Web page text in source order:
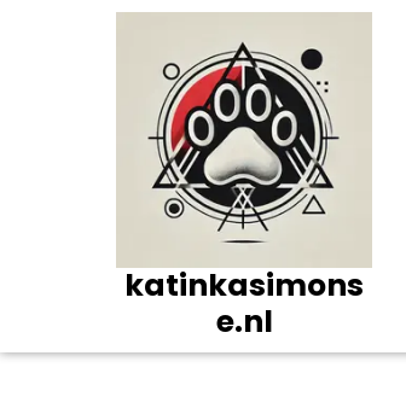
katinkasimons
e.nl